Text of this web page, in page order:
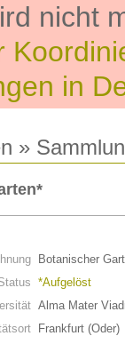
nicht
in
»
Botanischer
*Aufgelöst
Alma Mater
Frankfurt (Oder)